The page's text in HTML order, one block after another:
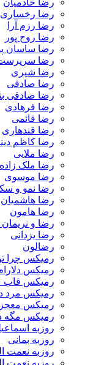
رضا خادمیان
رضا رخساری
رضا رزم آرا
رضا روح پور
رضا ساسان
رضا
رضا شیری
رضا صادقی
رضا صادقی
رضا فرهادی
رضا قائمی
رضا قندهاری
رضا کاظم
رضا ملایی
رضا ملک زاده
رضا موسوی
رضا نمو و
رضا هاشمیان
رضا هامون
رضا و
رضا یزدانی
رضالون
رمیکس چرا
رمیکس دلارام
رمیکس قاب
رمیکس مرد
رمیکس
رمیکس مگه
روزبه
روزبه بمانی
روزبه نعمت